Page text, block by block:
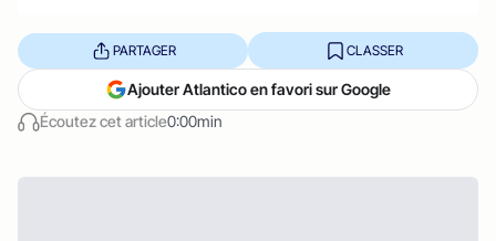
Écoutez cet article0:00min
PARTAGER CLASSER
Ajouter Atlantico en favori sur Google